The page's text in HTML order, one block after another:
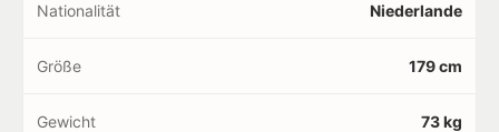
Nationalität Niederlande
Größe 179 cm
Gewicht 73 kg